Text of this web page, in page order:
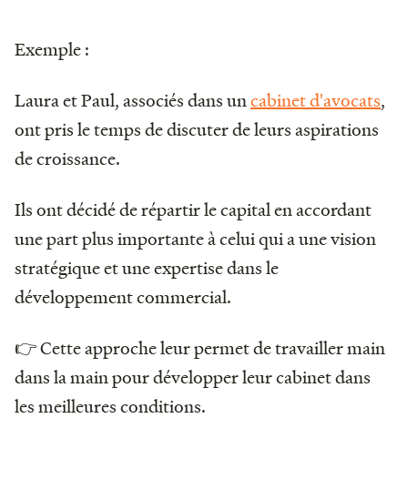
Exemple :
Laura et Paul, associés dans uncabinet d'avocats,
ont pris le temps de discuter de leurs aspirations
de croissance.
Ils ont décidé de répartir le capital en accordant
une part plus importante à celui qui a une vision
stratégique et une expertise dans le
développement commercial.
👉 Cette approche leur permet de travailler main
dans la main pour développer leur cabinet dans
les meilleures conditions.